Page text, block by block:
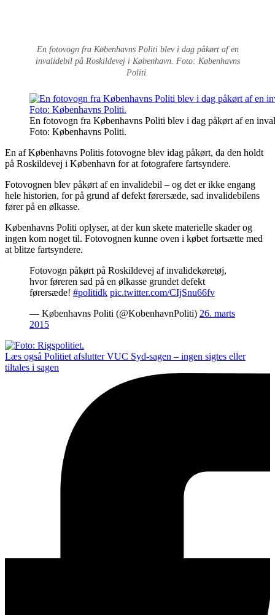
En fotovogn fra Københavns Politi blev i dag påkørt af en
invalidebil på Roskildevej i København. Foto: Københavns
Politi.
En fotovogn fra Københavns Politi blev i dag påkørt af en
Foto: Københavns Politi.
En af Københavns Politis fotovogne blev idag påkørt, da den holdt
på Roskildevej i København for at fotografere fartsyndere.
Fotovognen blev påkørt af en invalidebil – og det er ikke engang
hele historien, for på grund af defekt førersæde, sad invalidebilens
fører på en ølkasse.
Københavns Politi oplyser, at der kun skete materielle skader og
ingen kom noget til. Fotovognen kunne oven i købet fortsætte med
at blitze fartsyndere.
Fotovogn påkørt på Roskildevej af invalidekøretøj,
hvor føreren sad på en ølkasse grundet defekt
førersæde! #politidk pic.twitter.com/CIjSnu66fv
— Københavns Politi (@KobenhavnPoliti) 26. marts
2015
Læs også Politiet afslutter VUC Syd-sagen – ingen sigtes eller
tiltales i sagen